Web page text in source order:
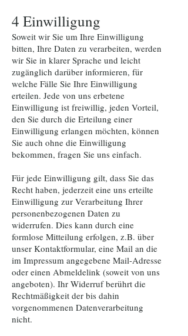
4 Einwilligung
Soweit wir Sie um Ihre Einwilligung
bitten, Ihre Daten zu verarbeiten, werden
wir Sie in klarer Sprache und leicht
zugänglich darüber informieren, für
welche Fälle Sie Ihre Einwilligung
erteilen. Jede von uns erbetene
Einwilligung ist freiwillig, jeden Vorteil,
den Sie durch die Erteilung einer
Einwilligung erlangen möchten, können
Sie auch ohne die Einwilligung
bekommen, fragen Sie uns einfach.
Für jede Einwilligung gilt, dass Sie das
Recht haben, jederzeit eine uns erteilte
Einwilligung zur Verarbeitung Ihrer
personenbezogenen Daten zu
widerrufen. Dies kann durch eine
formlose Mitteilung erfolgen, z.B. über
unser Kontaktformular, eine Mail an die
im Impressum angegebene Mail-Adresse
oder einen Abmeldelink (soweit von uns
angeboten). Ihr Widerruf berührt die
Rechtmäßigkeit der bis dahin
vorgenommenen Datenverarbeitung
nicht.